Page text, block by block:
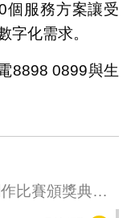
個服務方案讓受
字化需求。
8898 0899與生
比賽頒獎典禮